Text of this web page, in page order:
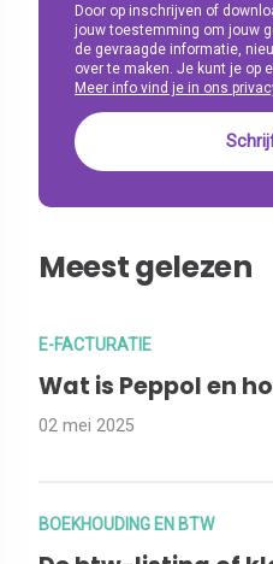
Door op inschrijven of
jouw toestemming om jouw
de gevraagde informatie,
over te maken. Je kunt je op
Meer info vind je in ons
Meest gelezen
E-FACTURATIE
Wat is Peppol en
02 mei 2025
BOEKHOUDING EN BTW